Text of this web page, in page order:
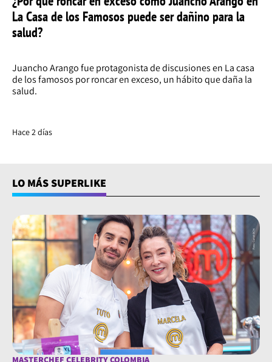
La Casa de los Famosos puede ser dañino para la
salud?
Juancho Arango fue protagonista de discusiones en La casa
de los famosos por roncar en exceso, un hábito que daña la
salud.
Hace 2 días
LO MÁS SUPERLIKE
MASTERCHEF CELEBRITY COLOMBIA